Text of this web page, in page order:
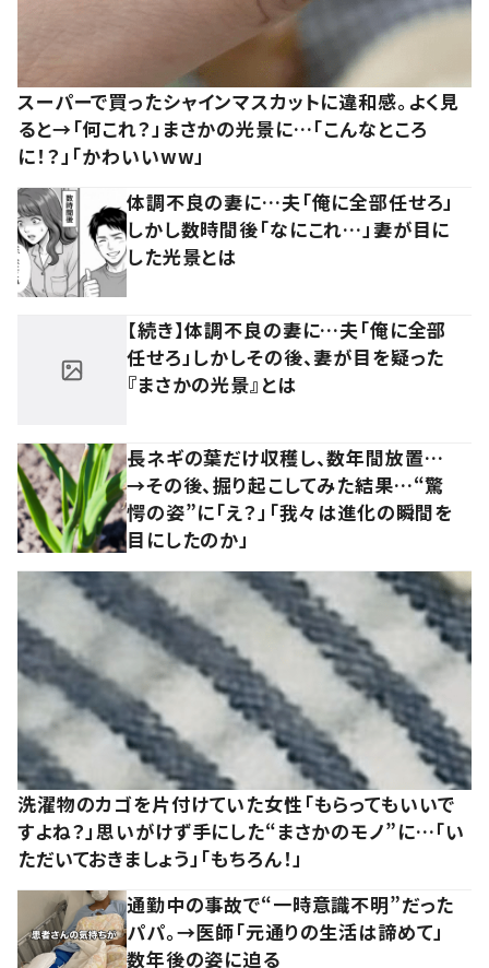
スーパーで買ったシャインマスカットに違和感。よく見
ると→「何これ？」まさかの光景に…「こんなところ
に！？」「かわいいww」
体調不良の妻に…夫「俺に全部任せろ」
しかし数時間後「なにこれ…」妻が目に
した光景とは
【続き】体調不良の妻に…夫「俺に全部
任せろ」しかしその後、妻が目を疑った
『まさかの光景』とは
長ネギの葉だけ収穫し、数年間放置…
→その後、掘り起こしてみた結果…“驚
愕の姿”に「え？」「我々は進化の瞬間を
目にしたのか」
洗濯物のカゴを片付けていた女性「もらってもいいで
すよね？」思いがけず手にした“まさかのモノ”に…「い
ただいておきましょう」「もちろん！」
通勤中の事故で“一時意識不明”だった
パパ。→医師「元通りの生活は諦めて」
数年後の姿に迫る